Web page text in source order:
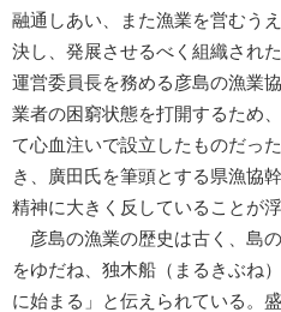
融通しあい、また漁業を営むう
決し、発展させるべく組織され
運営委員長を務める彦島の漁業
業者の困窮状態を打開するため
て心血注いで設立したものだっ
き、廣田氏を筆頭とする県漁協
精神に大きく反していることが
彦島の漁業の歴史は古く、島
をゆだね、独木船（まるきぶね
に始まる」と伝えられている。